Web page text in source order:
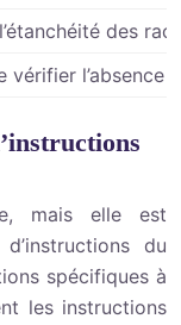
des
vérifier l’absence
mais elle est
du
spécifiques à
les instructions